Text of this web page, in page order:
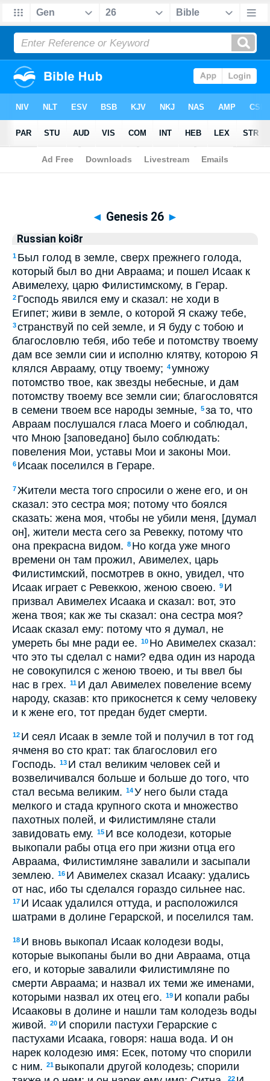
Biblia>Russian koi8r > Genesis 26
◄ Genesis 26 ►
Russian koi8r
1 Был голод в земле, сверх прежнего голода,
который был во дни Авраама; и пошел Исаак к
Авимелеху, царю Филистимскому, в Герар.
2 Господь явился ему и сказал: не ходи в
Египет; живи в земле, о которой Я скажу тебе,
3странствуй по сей земле, и Я буду с тобою и
благословлю тебя, ибо тебе и потомству твоему
дам все земли сии и исполню клятву, которою Я
клялся Аврааму, отцу твоему; 4умножу
потомство твое, как звезды небесные, и дам
потомству твоему все земли сии; благословятся
в семени твоем все народы земные, 5за то, что
Авраам послушался гласа Моего и соблюдал,
что Мною [заповедано] было соблюдать:
повеления Мои, уставы Мои и законы Мои.
6 Исаак поселился в Гераре.
7 Жители места того спросили о жене его, и он
сказал: это сестра моя; потому что боялся
сказать: жена моя, чтобы не убили меня, [думал
он], жители места сего за Ревекку, потому что
она прекрасна видом. 8 Но когда уже много
времени он там прожил, Авимелех, царь
Филистимский, посмотрев в окно, увидел, что
Исаак играет с Ревеккою, женою своею. 9 И
призвал Авимелех Исаака и сказал: вот, это
жена твоя; как же ты сказал: она сестра моя?
Исаак сказал ему: потому что я думал, не
умереть бы мне ради ее. 10 Но Авимелех сказал:
что это ты сделал с нами? едва один из народа
не совокупился с женою твоею, и ты ввел бы
нас в грех. 11 И дал Авимелех повеление всему
народу, сказав: кто прикоснется к сему человеку
и к жене его, тот предан будет смерти.
12 И сеял Исаак в земле той и получил в тот год
ячменя во сто крат: так благословил его
Господь. 13 И стал великим человек сей и
возвеличивался больше и больше до того, что
стал весьма великим. 14У него были стада
мелкого и стада крупного скота и множество
пахотных полей, и Филистимляне стали
завидовать ему. 15 И все колодези, которые
выкопали рабы отца его при жизни отца его
Авраама, Филистимляне завалили и засыпали
землею. 16 И Авимелех сказал Исааку: удались
от нас, ибо ты сделался гораздо сильнее нас.
17 И Исаак удалился оттуда, и расположился
шатрами в долине Герарской, и поселился там.
18 И вновь выкопал Исаак колодези воды,
которые выкопаны были во дни Авраама, отца
его, и которые завалили Филистимляне по
смерти Авраама; и назвал их теми же именами,
которыми назвал их отец его. 19 И копали рабы
Исааковы в долине и нашли там колодезь воды
живой. 20 И спорили пастухи Герарские с
пастухами Исаака, говоря: наша вода. И он
нарек колодезю имя: Есек, потому что спорили
с ним. 21 выкопали другой колодезь; спорили
22